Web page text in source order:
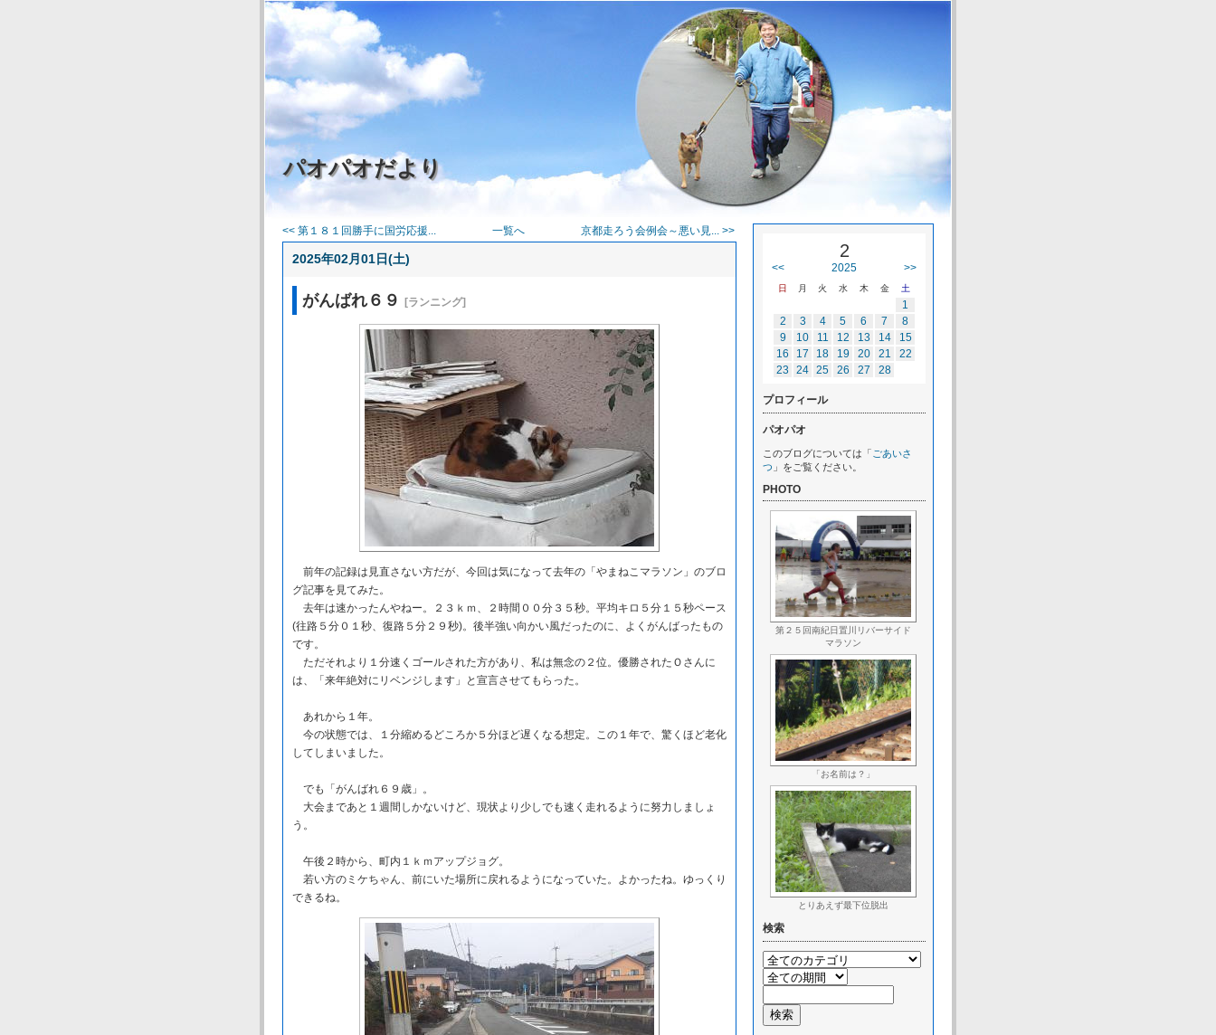
パオパオだより
<< 第１８１回勝手に国労応援... 一覧へ 京都走ろう会例会～悪い見... >>
2025年02月01日(土)
がんばれ６９ [ランニング]
前年の記録は見直さない方だが、今回は気になって去年の「やまねこマラソン」のブロ
グ記事を見てみた。
去年は速かったんやねー。２３ｋｍ、２時間００分３５秒。平均キロ５分１５秒ペース
(往路５分０１秒、復路５分２９秒)。後半強い向かい風だったのに、よくがんばったもの
です。
ただそれより１分速くゴールされた方があり、私は無念の２位。優勝されたＯさんに
は、「来年絶対にリベンジします」と宣言させてもらった。
あれから１年。
今の状態では、１分縮めるどころか５分ほど遅くなる想定。この１年で、驚くほど老化
してしまいました。
でも「がんばれ６９歳」。
大会まであと１週間しかないけど、現状より少しでも速く走れるように努力しましょ
う。
午後２時から、町内１ｋｍアップジョグ。
若い方のミケちゃん、前にいた場所に戻れるようになっていた。よかったね。ゆっくり
できるね。
2
<< 2025 >>
日 月 火 水 木 金 土
1
2
3 4 5 6 7
8
9
10 11 12 13 14
15
16
17 18 19 20 21
22
23
24 25 26 27 28
プロフィール
パオパオ
このブログについては「 ごあいさ
つ 」をご覧ください。
PHOTO
第２５回南紀日置川リバーサイド
マラソン
「お名前は？」
とりあえず最下位脱出
検索